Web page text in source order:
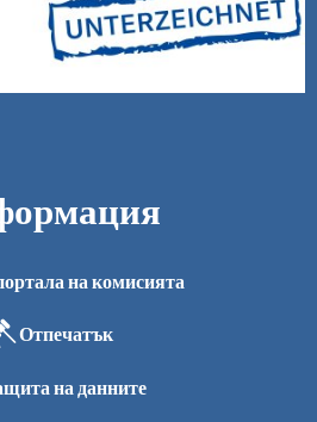
на комисията
Отпечатък
на данните